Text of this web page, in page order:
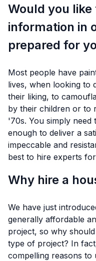
Would you
information in
prepared for
Most people have
lives, when looking to
their liking, to
by their children or to
'70s. You simply need
enough to deliver a
impeccable and
best to hire experts
Why hire a
We have just
generally affordable
project, so why
type of project? In
compelling reasons to